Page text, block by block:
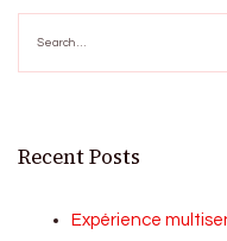
for:
Recent Posts
Expérience